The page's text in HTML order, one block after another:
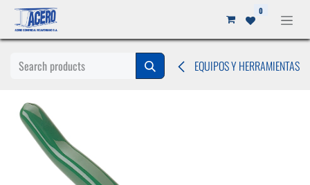
Ir al contenido 0
EQUIPOS Y HERRAMIENTAS